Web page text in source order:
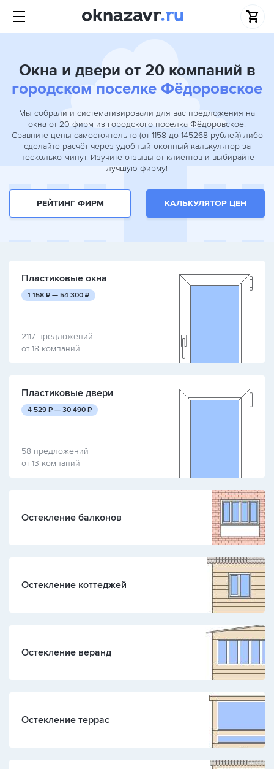
Окна и двери от 20 компаний в
городском поселке Фёдоровское
Мы собрали и систематизировали для вас предложения на
окна от 20 фирм из городского поселка Фёдоровское.
Сравните цены самостоятельно (от 1158 до 145268 рублей) либо
сделайте расчёт через удобный оконный калькулятор за
несколько минут. Изучите отзывы от клиентов и выбирайте
лучшую фирму!
РЕЙТИНГ ФИРМ КАЛЬКУЛЯТОР ЦЕН
Пластиковые окна
1 158 руб.
₽ — 54 300 руб.
₽
2117 предложений
от 18 компаний
Пластиковые двери
4 529 руб.
₽ — 30 490 руб.
₽
58 предложений
от 13 компаний
Остекление балконов
Остекление коттеджей
Остекление веранд
Остекление террас